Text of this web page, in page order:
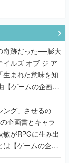
奇跡だった──膨大
イルズ オブ ジ ア
生まれた意味を知
【ゲームの企画
ング」させるの
企画書とキャラ
がRPGに生み出
は【ゲームの企画